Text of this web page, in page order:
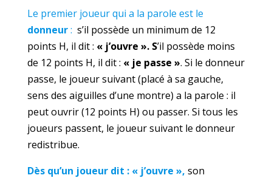
Le premier joueur qui a la parole est le
donneur: s’il possède un minimum de 12
points H, il dit : « j’ouvre ». S’il possède moins
de 12 points H, il dit : « je passe ». Si le donneur
passe, le joueur suivant (placé à sa gauche,
sens des aiguilles d’une montre) a la parole : il
peut ouvrir (12 points H) ou passer. Si tous les
joueurs passent, le joueur suivant le donneur
redistribue.
Dès qu’un joueur dit : « j’ouvre », son